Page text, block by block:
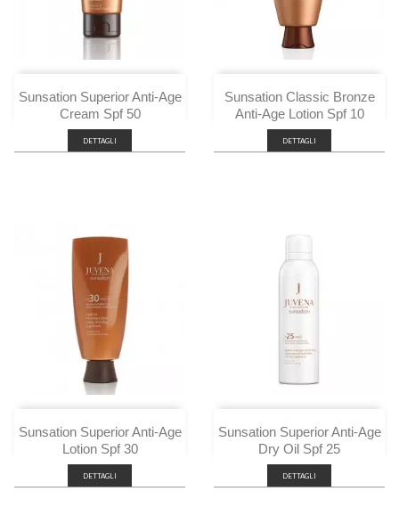
Sunsation Superior Anti-Age
Cream Spf 50
DETTAGLI
Sunsation Classic Bronze
Anti-Age Lotion Spf 10
DETTAGLI
Sunsation Superior Anti-Age
Lotion Spf 30
DETTAGLI
Sunsation Superior Anti-Age
Dry Oil Spf 25
DETTAGLI